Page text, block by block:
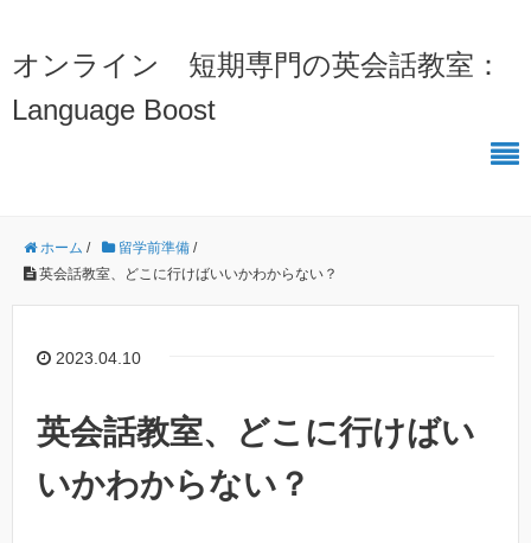
オンライン 短期専門の英会話教室：
Language Boost
ホーム / 留学前準備 /
英会話教室、どこに行けばいいかわからない？
2023.04.10
英会話教室、どこに行けばい
いかわからない？